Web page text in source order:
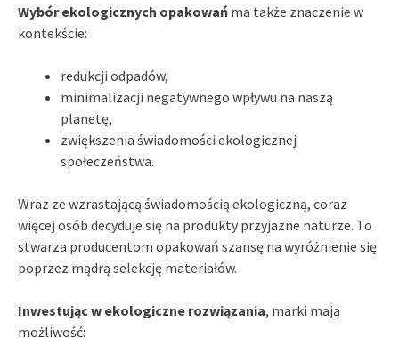
Wybór ekologicznych opakowań ma także znaczenie w
kontekście:
redukcji odpadów,
minimalizacji negatywnego wpływu na naszą
planetę,
zwiększenia świadomości ekologicznej
społeczeństwa.
Wraz ze wzrastającą świadomością ekologiczną, coraz
więcej osób decyduje się na produkty przyjazne naturze. To
stwarza producentom opakowań szansę na wyróżnienie się
poprzez mądrą selekcję materiałów.
Inwestując w ekologiczne rozwiązania, marki mają
możliwość: